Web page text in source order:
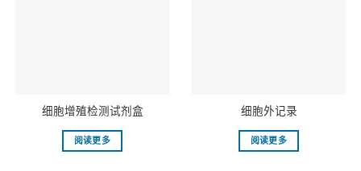
细胞增殖检测试剂盒
阅读更多
细胞外记录
阅读更多